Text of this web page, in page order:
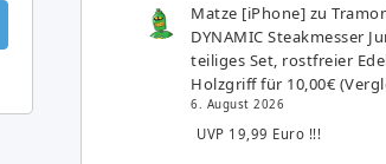
Matze [iPhone] zu
DYNAMIC Steakmesser
teiliges Set, rostfreier
Holzgriff für 10,00€
6. August 2026
UVP 19,99 Euro !!!